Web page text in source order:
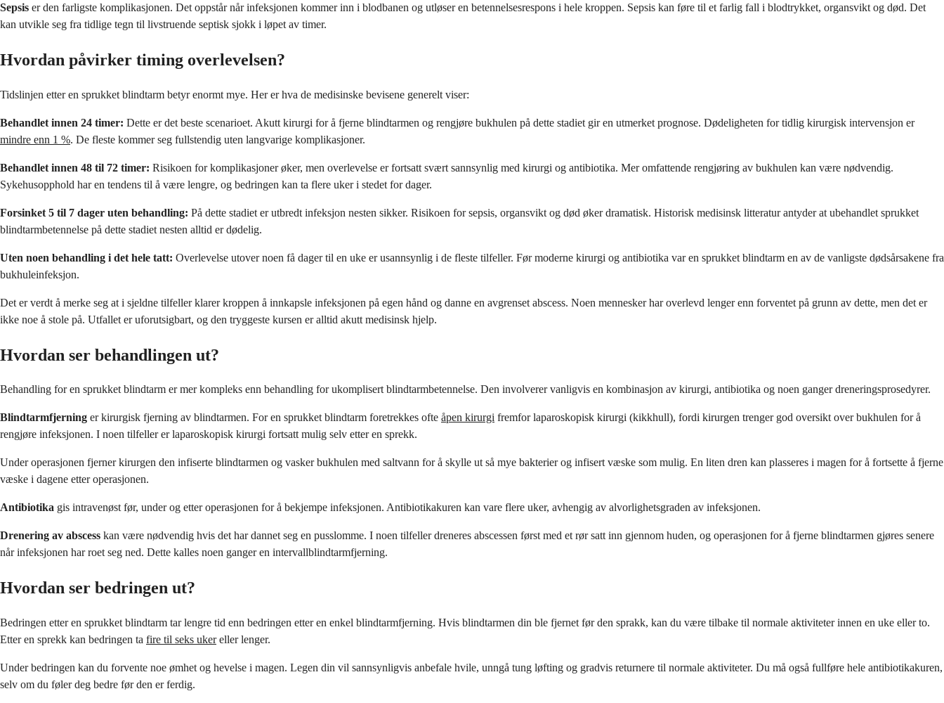
Sepsis er den farligste komplikasjonen. Det oppstår når infeksjonen kommer inn i blodbanen og utløser en betennelsesrespons i hele kroppen. Sepsis kan føre til et farlig fall i blodtrykket, organsvikt og død. Det
kan utvikle seg fra tidlige tegn til livstruende septisk sjokk i løpet av timer.
Hvordan påvirker timing overlevelsen?
Tidslinjen etter en sprukket blindtarm betyr enormt mye. Her er hva de medisinske bevisene generelt viser:
Behandlet innen 24 timer: Dette er det beste scenarioet. Akutt kirurgi for å fjerne blindtarmen og rengjøre bukhulen på dette stadiet gir en utmerket prognose. Dødeligheten for tidlig kirurgisk intervensjon er
mindre enn 1 %. De fleste kommer seg fullstendig uten langvarige komplikasjoner.
Behandlet innen 48 til 72 timer: Risikoen for komplikasjoner øker, men overlevelse er fortsatt svært sannsynlig med kirurgi og antibiotika. Mer omfattende rengjøring av bukhulen kan være nødvendig.
Sykehusopphold har en tendens til å være lengre, og bedringen kan ta flere uker i stedet for dager.
Forsinket 5 til 7 dager uten behandling: På dette stadiet er utbredt infeksjon nesten sikker. Risikoen for sepsis, organsvikt og død øker dramatisk. Historisk medisinsk litteratur antyder at ubehandlet sprukket
blindtarmbetennelse på dette stadiet nesten alltid er dødelig.
Uten noen behandling i det hele tatt: Overlevelse utover noen få dager til en uke er usannsynlig i de fleste tilfeller. Før moderne kirurgi og antibiotika var en sprukket blindtarm en av de vanligste dødsårsakene fra
bukhuleinfeksjon.
Det er verdt å merke seg at i sjeldne tilfeller klarer kroppen å innkapsle infeksjonen på egen hånd og danne en avgrenset abscess. Noen mennesker har overlevd lenger enn forventet på grunn av dette, men det er
ikke noe å stole på. Utfallet er uforutsigbart, og den tryggeste kursen er alltid akutt medisinsk hjelp.
Hvordan ser behandlingen ut?
Behandling for en sprukket blindtarm er mer kompleks enn behandling for ukomplisert blindtarmbetennelse. Den involverer vanligvis en kombinasjon av kirurgi, antibiotika og noen ganger dreneringsprosedyrer.
Blindtarmfjerning er kirurgisk fjerning av blindtarmen. For en sprukket blindtarm foretrekkes ofte åpen kirurgi fremfor laparoskopisk kirurgi (kikkhull), fordi kirurgen trenger god oversikt over bukhulen for å
rengjøre infeksjonen. I noen tilfeller er laparoskopisk kirurgi fortsatt mulig selv etter en sprekk.
Under operasjonen fjerner kirurgen den infiserte blindtarmen og vasker bukhulen med saltvann for å skylle ut så mye bakterier og infisert væske som mulig. En liten dren kan plasseres i magen for å fortsette å fjerne
væske i dagene etter operasjonen.
Antibiotika gis intravenøst før, under og etter operasjonen for å bekjempe infeksjonen. Antibiotikakuren kan vare flere uker, avhengig av alvorlighetsgraden av infeksjonen.
Drenering av abscess kan være nødvendig hvis det har dannet seg en pusslomme. I noen tilfeller dreneres abscessen først med et rør satt inn gjennom huden, og operasjonen for å fjerne blindtarmen gjøres senere
når infeksjonen har roet seg ned. Dette kalles noen ganger en intervallblindtarmfjerning.
Hvordan ser bedringen ut?
Bedringen etter en sprukket blindtarm tar lengre tid enn bedringen etter en enkel blindtarmfjerning. Hvis blindtarmen din ble fjernet før den sprakk, kan du være tilbake til normale aktiviteter innen en uke eller to.
Etter en sprekk kan bedringen ta fire til seks ukereller lenger.
Under bedringen kan du forvente noe ømhet og hevelse i magen. Legen din vil sannsynligvis anbefale hvile, unngå tung løfting og gradvis returnere til normale aktiviteter. Du må også fullføre hele antibiotikakuren,
selv om du føler deg bedre før den er ferdig.